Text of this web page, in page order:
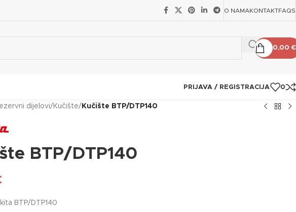
O NAMAKONTAKTFAQS
0,00€
PRIJAVA / REGISTRACIJA 0
dijelovi/ Kučište/ Kučište BTP/DTP140
BTP/DTP140
BTP/DTP140